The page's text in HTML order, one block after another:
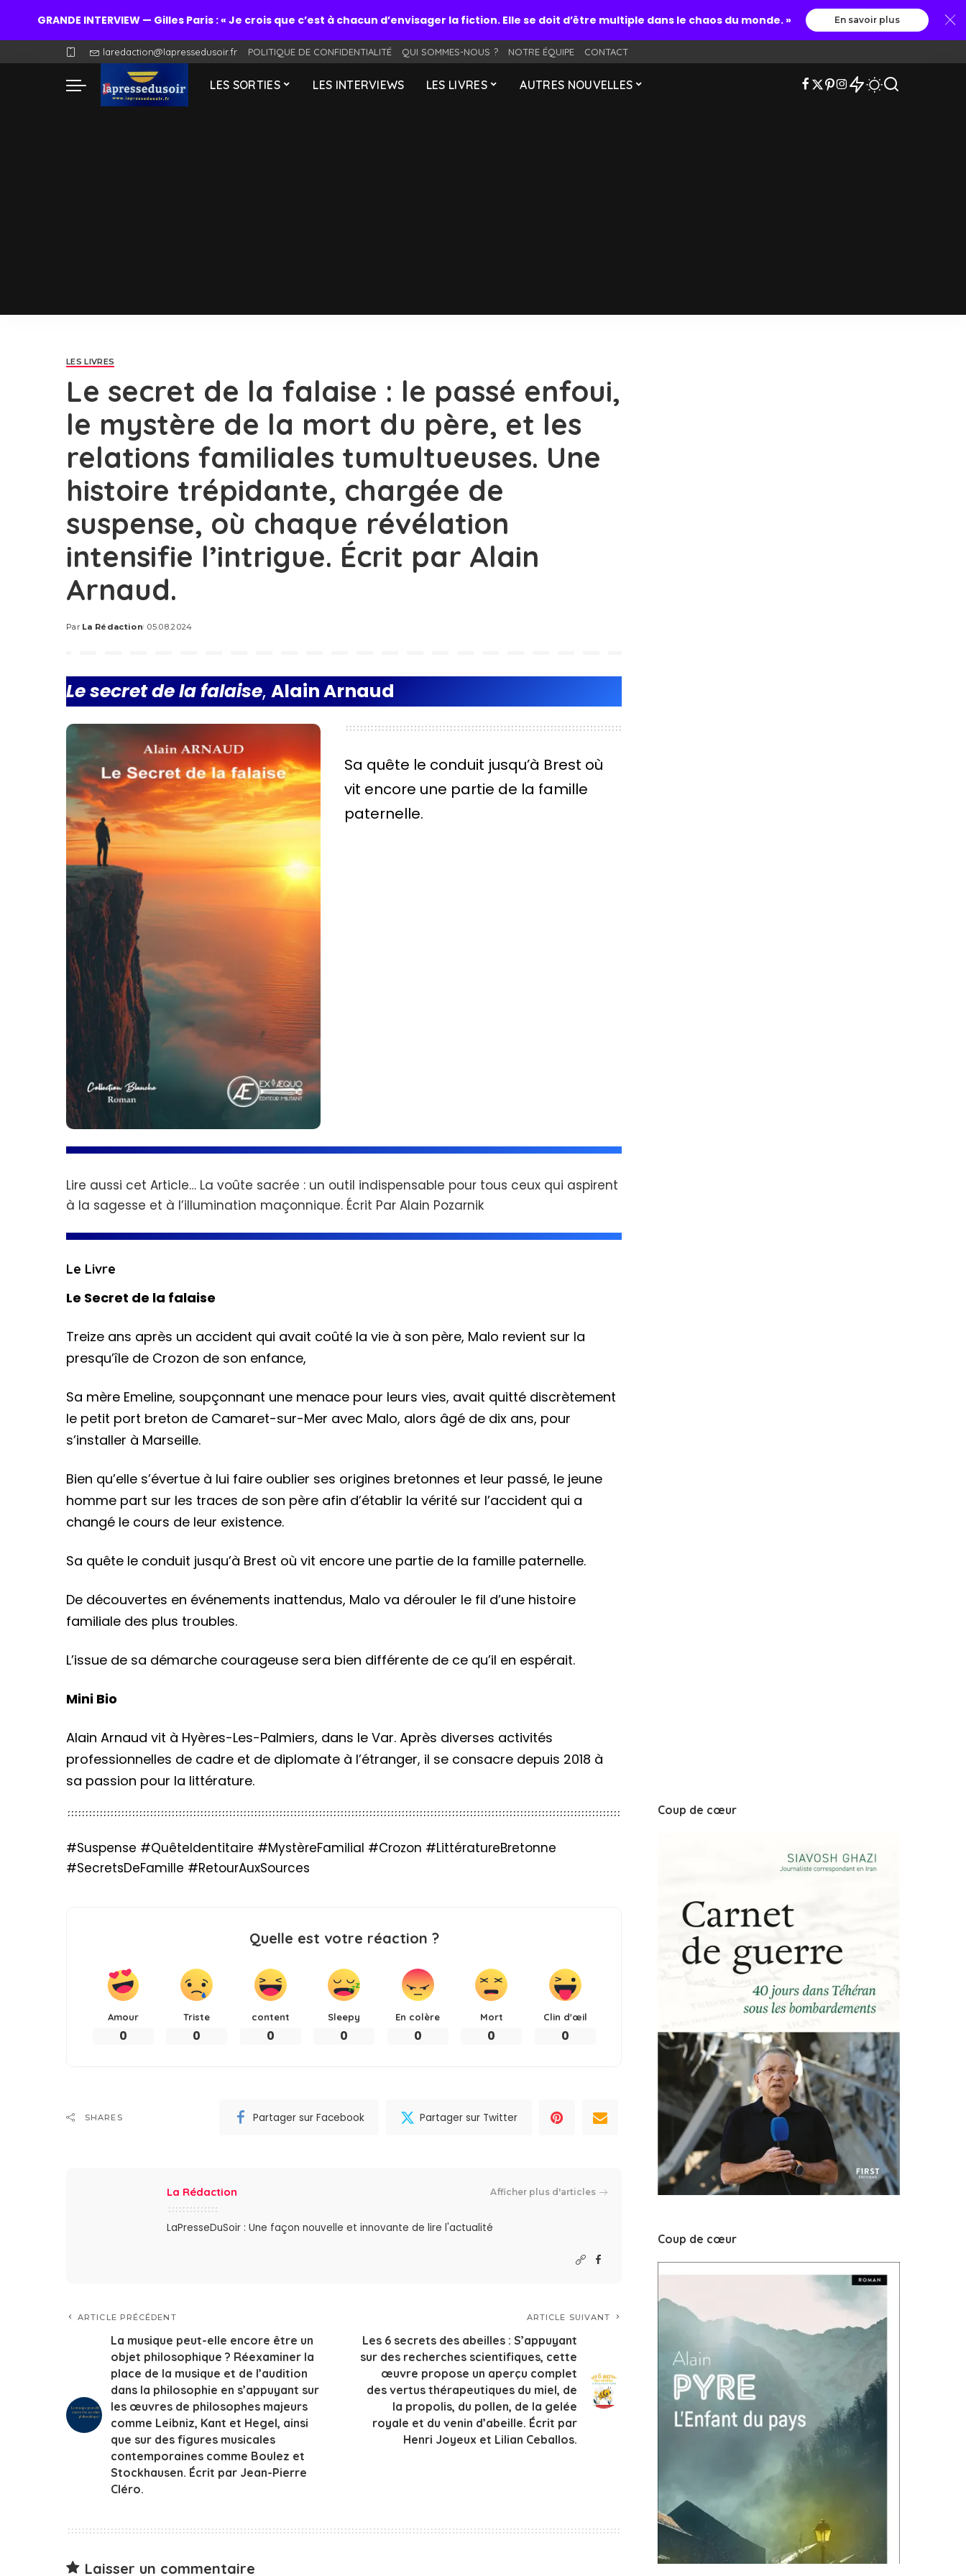
GRANDE INTERVIEW — Gilles Paris : « Je crois que c’est à chacun d’envisager la fiction. Elle se doit d’être multiple dans le chaos du monde. » En savoir plus
laredaction@lapressedusoir.fr POLITIQUE DE CONFIDENTIALITÉ QUI SOMMES-NOUS ? NOTRE ÉQUIPE CONTACT
LES SORTIES LES INTERVIEWS LES LIVRES AUTRES NOUVELLES
LES LIVRES
Le secret de la falaise : le passé enfoui,
le mystère de la mort du père, et les
relations familiales tumultueuses. Une
histoire trépidante, chargée de
suspense, où chaque révélation
intensifie l’intrigue. Écrit par Alain
Arnaud.
Posted
Par La Rédaction 05.08.2024
Le secret de la falaise, Alain Arnaud
Sa quête le conduit jusqu’à Brest où
vit encore une partie de la famille
paternelle.
Lire aussi cet Article… La voûte sacrée : un outil indispensable pour tous ceux qui aspirent
à la sagesse et à l’illumination maçonnique. Écrit Par Alain Pozarnik
Le Livre
Le Secret de la falaise
Treize ans après un accident qui avait coûté la vie à son père, Malo revient sur la
presqu’île de Crozon de son enfance,
Sa mère Emeline, soupçonnant une menace pour leurs vies, avait quitté discrètement
le petit port breton de Camaret-sur-Mer avec Malo, alors âgé de dix ans, pour
s’installer à Marseille.
Bien qu’elle s’évertue à lui faire oublier ses origines bretonnes et leur passé, le jeune
homme part sur les traces de son père afin d’établir la vérité sur l’accident qui a
changé le cours de leur existence.
Sa quête le conduit jusqu’à Brest où vit encore une partie de la famille paternelle.
De découvertes en événements inattendus, Malo va dérouler le fil d’une histoire
familiale des plus troubles.
L’issue de sa démarche courageuse sera bien différente de ce qu’il en espérait.
Mini Bio
Alain Arnaud vit à Hyères-Les-Palmiers, dans le Var. Après diverses activités
professionnelles de cadre et de diplomate à l’étranger, il se consacre depuis 2018 à
sa passion pour la littérature.
#Suspense #QuêteIdentitaire #MystèreFamilial #Crozon #LittératureBretonne
#SecretsDeFamille #RetourAuxSources
Quelle est votre réaction ?
Amour
0
Triste
0
content
0
Sleepy
0
En colère
0
Mort
0
Clin d'œil
0
SHARES Partager sur Facebook Partager sur Twitter
La Rédaction Afficher plus d'articles
LaPresseDuSoir : Une façon nouvelle et innovante de lire l'actualité
ARTICLE PRÉCÉDENT
La musique peut-elle encore être un
objet philosophique ? Réexaminer la
place de la musique et de l’audition
dans la philosophie en s’appuyant sur
les œuvres de philosophes majeurs
comme Leibniz, Kant et Hegel, ainsi
que sur des figures musicales
contemporaines comme Boulez et
Stockhausen. Écrit par Jean-Pierre
Cléro.
ARTICLE SUIVANT
Les 6 secrets des abeilles : S’appuyant
sur des recherches scientifiques, cette
œuvre propose un aperçu complet
des vertus thérapeutiques du miel, de
la propolis, du pollen, de la gelée
royale et du venin d’abeille. Écrit par
Henri Joyeux et Lilian Ceballos.
Laisser un commentaire
Coup de cœur
Coup de cœur